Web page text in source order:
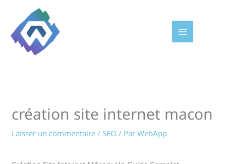
contenu
création site internet macon
Laisser un commentaire / SEO / ParWebApp